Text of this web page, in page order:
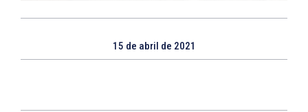
15 de abril de 2021